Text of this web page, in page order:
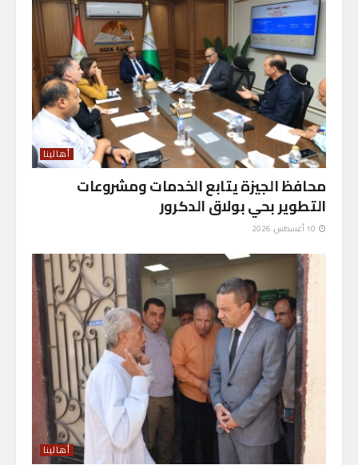
أهالينا
محافظ الجيزة يتابع الخدمات ومشروعات
التطوير بحي بولاق الدكرور
أهالينا